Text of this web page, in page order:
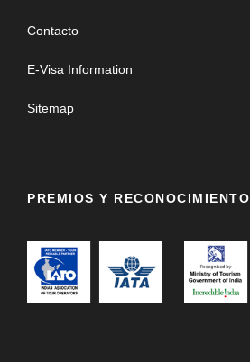
Contacto
E-Visa Information
Sitemap
PREMIOS Y RECONOCIMIENTO